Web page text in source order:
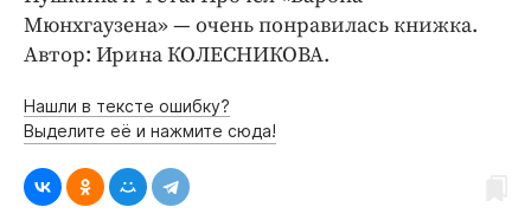
Мюнхгаузена» — очень понравилась книжка.
Автор: Ирина КОЛЕСНИКОВА.
Нашли в тексте ошибку?
Выделите её и нажмите сюда!